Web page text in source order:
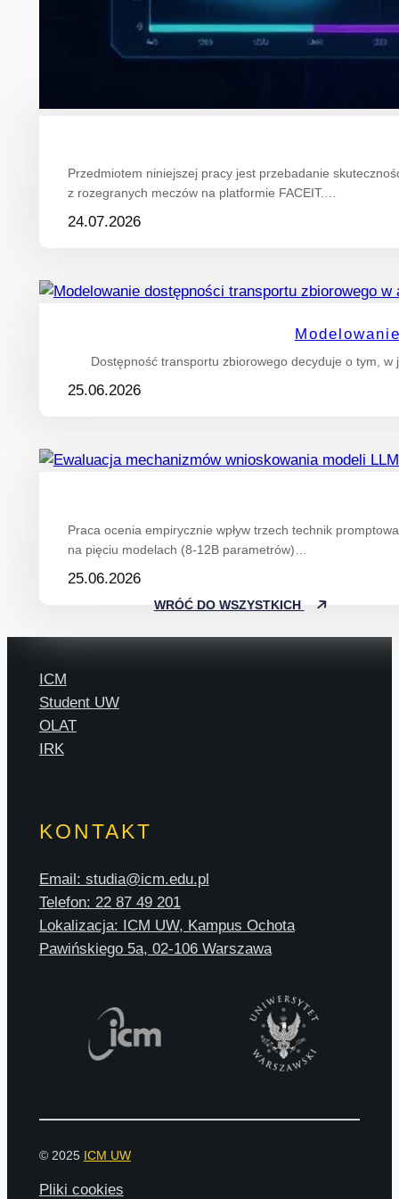
Przedmiotem niniejszej pracy jest przebadanie
z rozegranych meczów na platformie FACEIT.…
24.07.2026
Dostępność transportu zbiorowego decyduje o tym,
25.06.2026
Praca ocenia empirycznie wpływ trzech technik
na pięciu modelach (8-12B parametrów)…
25.06.2026
WRÓĆ DO WSZYSTKICH
ICM
Student UW
OLAT
IRK
KONTAKT
Email: studia@icm.edu.pl
Telefon: 22 87 49 201
Lokalizacja: ICM UW, Kampus Ochota
Pawińskiego 5a, 02-106 Warszawa
© 2025 ICM UW
Pliki cookies